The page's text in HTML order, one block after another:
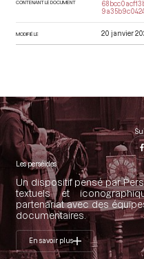
CONTENANT LE DOCUMENT
MODIFIÉ LE 20 janvier
Les perséides
Un dispositif pensé par
textuels et
partenariat avec des
documentaires.
En savoir plus